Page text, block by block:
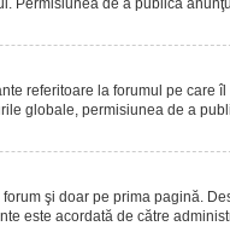
Permisiunea de a publica
referitoare la forumul pe care
globale, permisiunea de a
şi doar pe prima pagină.
este acordată de către